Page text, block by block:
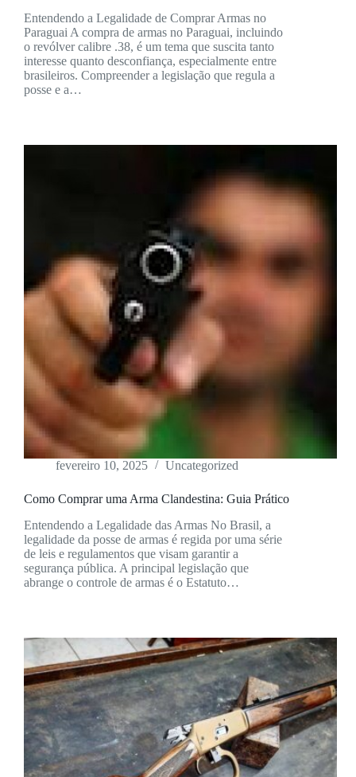
Entendendo a Legalidade de Comprar Armas no
Paraguai A compra de armas no Paraguai, incluindo
o revólver calibre .38, é um tema que suscita tanto
interesse quanto desconfiança, especialmente entre
brasileiros. Compreender a legislação que regula a
posse e a…
fevereiro 10, 2025 Uncategorized
Como Comprar uma Arma Clandestina: Guia Prático
Entendendo a Legalidade das Armas No Brasil, a
legalidade da posse de armas é regida por uma série
de leis e regulamentos que visam garantir a
segurança pública. A principal legislação que
abrange o controle de armas é o Estatuto…